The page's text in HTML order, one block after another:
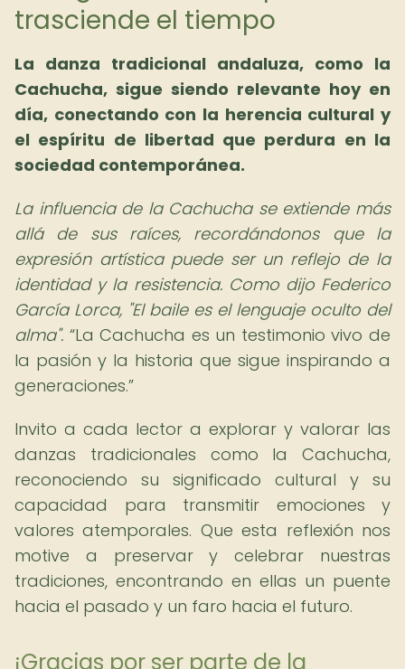
trasciende el tiempo
La danza tradicional andaluza, como la
Cachucha, sigue siendo relevante hoy en
día, conectando con la herencia cultural y
el espíritu de libertad que perdura en la
sociedad contemporánea.
La influencia de la Cachucha se extiende más
allá de sus raíces, recordándonos que la
expresión artística puede ser un reflejo de la
identidad y la resistencia. Como dijo Federico
García Lorca, "El baile es el lenguaje oculto del
alma". La Cachucha es un testimonio vivo de
la pasión y la historia que sigue inspirando a
generaciones.
Invito a cada lector a explorar y valorar las
danzas tradicionales como la Cachucha,
reconociendo su significado cultural y su
capacidad para transmitir emociones y
valores atemporales. Que esta reflexión nos
motive a preservar y celebrar nuestras
tradiciones, encontrando en ellas un puente
hacia el pasado y un faro hacia el futuro.
¡Gracias por ser parte de la